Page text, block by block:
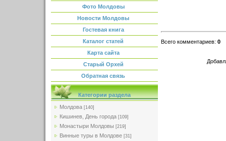
Фото Молдовы
Новости Молдовы
Гостевая книга
Каталог статей
Карта сайта
Старый Орхей
Обратная связь
Категории раздела
Молдова [140]
Кишинев, День города [109]
Монастыри Молдовы [219]
Винные туры в Молдове [31]
Всего комментариев: 0